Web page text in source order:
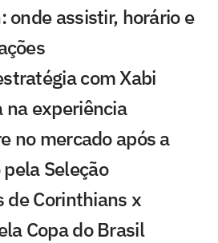
onde assistir, horário e
com Xabi
na experiência
no mercado após a
Seleção
de Corinthians x
Copa do Brasil